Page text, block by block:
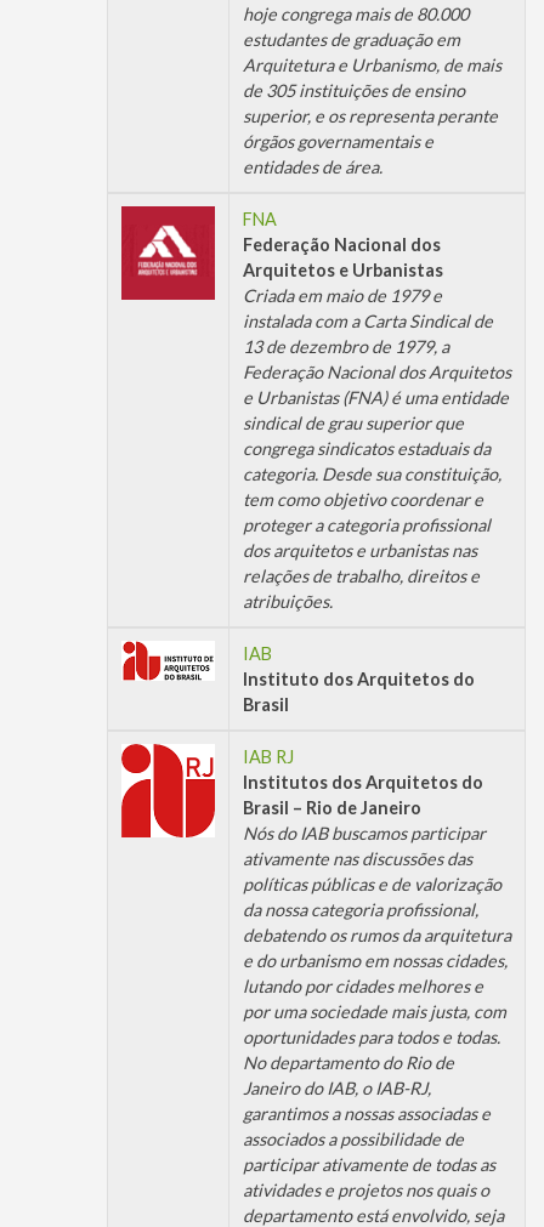
hoje congrega mais de 80.000
estudantes de graduação em
Arquitetura e Urbanismo, de mais
de 305 instituições de ensino
superior, e os representa perante
órgãos governamentais e
entidades de área.
FNA
Federação Nacional dos
Arquitetos e Urbanistas
Criada em maio de 1979 e
instalada com a Carta Sindical de
13 de dezembro de 1979, a
Federação Nacional dos Arquitetos
e Urbanistas (FNA) é uma entidade
sindical de grau superior que
congrega sindicatos estaduais da
categoria. Desde sua constituição,
tem como objetivo coordenar e
proteger a categoria profissional
dos arquitetos e urbanistas nas
relações de trabalho, direitos e
atribuições.
IAB
Instituto dos Arquitetos do
Brasil
IAB RJ
Institutos dos Arquitetos do
Brasil – Rio de Janeiro
Nós do IAB buscamos participar
ativamente nas discussões das
políticas públicas e de valorização
da nossa categoria profissional,
debatendo os rumos da arquitetura
e do urbanismo em nossas cidades,
lutando por cidades melhores e
por uma sociedade mais justa, com
oportunidades para todos e todas.
No departamento do Rio de
Janeiro do IAB, o IAB-RJ,
garantimos a nossas associadas e
associados a possibilidade de
participar ativamente de todas as
atividades e projetos nos quais o
departamento está envolvido, seja